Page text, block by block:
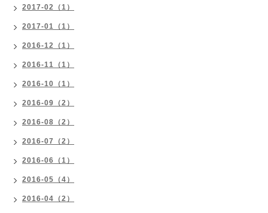
2017-02（1）
2017-01（1）
2016-12（1）
2016-11（1）
2016-10（1）
2016-09（2）
2016-08（2）
2016-07（2）
2016-06（1）
2016-05（4）
2016-04（2）